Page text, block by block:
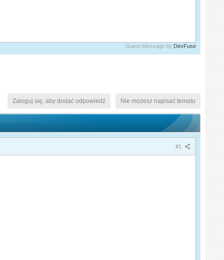
Guest Message by DevFuse
Nie możesz napisać tematu
Zaloguj się, aby dodać odpowiedź
#1